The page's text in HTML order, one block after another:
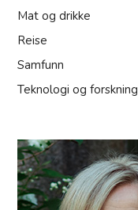
Mat og drikke
Reise
Samfunn
Teknologi og forskning